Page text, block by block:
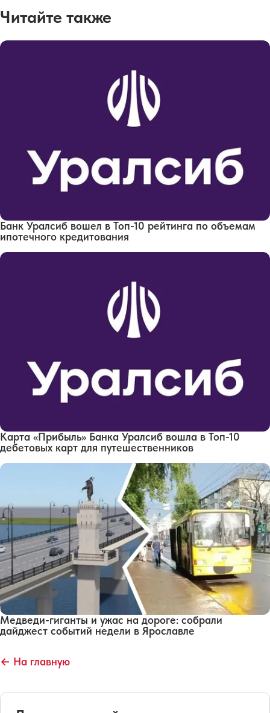
Читайте также
Банк Уралсиб вошел в Топ-10 рейтинга по объемам
ипотечного кредитования
Карта «Прибыль» Банка Уралсиб вошла в Топ-10
дебетовых карт для путешественников
Медведи-гиганты и ужас на дороге: собрали
дайджест событий недели в Ярославле
← На главную